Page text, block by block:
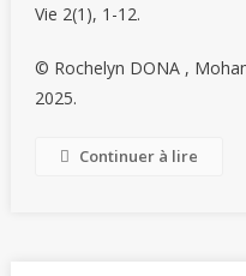
Vie 2(1), 1-12.
© Rochelyn DONA ,
2025.
Continuer à lire